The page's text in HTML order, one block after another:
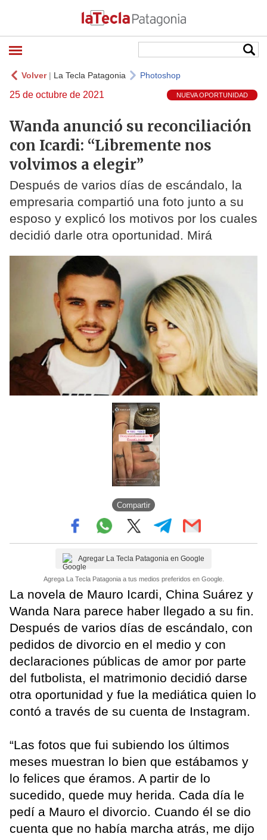
Volver| La Tecla Patagonia Photoshop
25 de octubre de 2021 NUEVA OPORTUNIDAD
Wanda anunció su reconciliación
con Icardi: “Libremente nos
volvimos a elegir”
Después de varios días de escándalo, la
empresaria compartió una foto junto a su
esposo y explicó los motivos por los cuales
decidió darle otra oportunidad. Mirá
Compartir
Agregar La Tecla Patagonia en Google
Agrega La Tecla Patagonia a tus medios preferidos en Google.
La novela de Mauro Icardi, China Suárez y
Wanda Nara parece haber llegado a su fin.
Después de varios días de escándalo, con
pedidos de divorcio en el medio y con
declaraciones públicas de amor por parte
del futbolista, el matrimonio decidió darse
otra oportunidad y fue la mediática quien lo
contó a través de su cuenta de Instagram.
“Las fotos que fui subiendo los últimos
meses muestran lo bien que estábamos y
lo felices que éramos. A partir de lo
sucedido, quede muy herida. Cada día le
pedí a Mauro el divorcio. Cuando él se dio
cuenta que no había marcha atrás, me dijo